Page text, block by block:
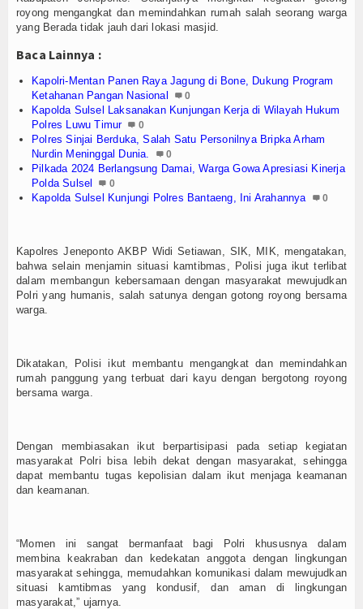
royong mengangkat dan memindahkan rumah salah seorang warga
yang Berada tidak jauh dari lokasi masjid.
Baca Lainnya :
Kapolri-Mentan Panen Raya Jagung di Bone, Dukung Program
Ketahanan Pangan Nasional
0
Kapolda Sulsel Laksanakan Kunjungan Kerja di Wilayah Hukum
Polres Luwu Timur
0
Polres Sinjai Berduka, Salah Satu Personilnya Bripka Arham
Nurdin Meninggal Dunia.
0
Pilkada 2024 Berlangsung Damai, Warga Gowa Apresiasi Kinerja
Polda Sulsel
0
Kapolda Sulsel Kunjungi Polres Bantaeng, Ini Arahannya 0
Kapolres Jeneponto AKBP Widi Setiawan, SIK, MIK, mengatakan,
bahwa selain menjamin situasi kamtibmas, Polisi juga ikut terlibat
dalam membangun kebersamaan dengan masyarakat mewujudkan
Polri yang humanis, salah satunya dengan gotong royong bersama
warga.
Dikatakan, Polisi ikut membantu mengangkat dan memindahkan
rumah panggung yang terbuat dari kayu dengan bergotong royong
bersama warga.
Dengan membiasakan ikut berpartisipasi pada setiap kegiatan
masyarakat Polri bisa lebih dekat dengan masyarakat, sehingga
dapat membantu tugas kepolisian dalam ikut menjaga keamanan
dan keamanan.
“Momen ini sangat bermanfaat bagi Polri khususnya dalam
membina keakraban dan kedekatan anggota dengan lingkungan
masyarakat sehingga, memudahkan komunikasi dalam mewujudkan
situasi kamtibmas yang kondusif, dan aman di lingkungan
masyarakat,” ujarnya.